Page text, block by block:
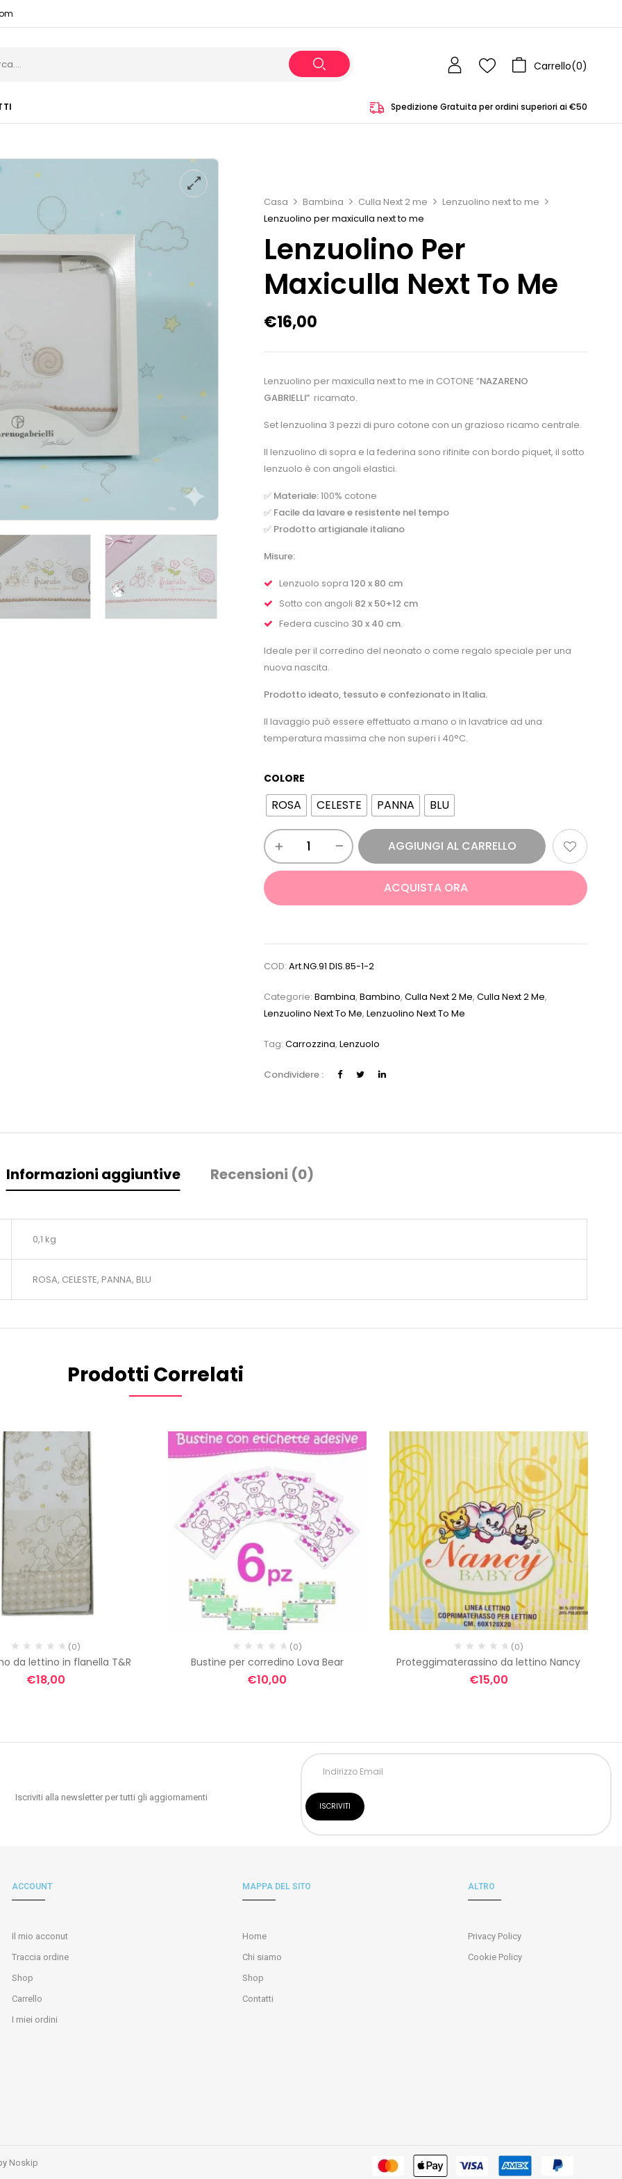
Carrello(0)
Spedizione Gratuita per ordini superiori ai €50
Casa Bambina Culla Next 2 me
Lenzuolino next to me
Lenzuolino per maxiculla next to me
Lenzuolino Per
Maxiculla Next To Me
€16,00
Lenzuolino per maxiculla next to me in COTONE ”NAZARENO
GABRIELLI” ricamato.
Set lenzuolina 3 pezzi di puro cotone con un grazioso ricamo centrale.
Il lenzuolino di sopra e la federina sono rifinite con bordo piquet, il sotto
lenzuolo è con angoli elastici.
✅ Materiale:100% cotone
✅ Facile da lavare e resistente nel tempo
✅ Prodotto artigianale italiano
Misure:
Lenzuolo sopra120 x 80 cm
Sotto con angoli 82 x 50+12 cm
Federa cuscino 30 x 40 cm.
Ideale per il corredino del neonato o come regalo speciale per una
nuova nascita.
Prodotto ideato, tessuto e confezionato in Italia.
Il lavaggio può essere effettuato a mano o in lavatrice ad una
temperatura massima che non superi i 40°C.
COLORE
ROSA CELESTE PANNA BLU
AGGIUNGI AL CARRELLO
ACQUISTA ORA
COD:Art.NG.91 DIS.85-1-2
Categorie:Bambina,Bambino,Culla Next 2 Me,Culla Next 2 Me,
Lenzuolino Next To Me,Lenzuolino Next To Me
Tag:Carrozzina,Lenzuolo
Condividere :
Informazioni aggiuntive Recensioni (0)
0,1 kg
ROSA, CELESTE, PANNA, BLU
Prodotti Correlati
(0)
da lettino in flanella T&R
€18,00
(0)
Bustine per corredino Lova Bear
€10,00
(0)
Proteggimaterassino da lettino Nancy
€15,00
Iscriviti alla newsletter per tutti gli aggiornamenti
ACCOUNT
Il mio acconut
Traccia ordine
Shop
Carrello
I miei ordini
MAPPA DEL SITO
Home
Chi siamo
Shop
Contatti
ALTRO
Privacy Policy
Cookie Policy
Noskip